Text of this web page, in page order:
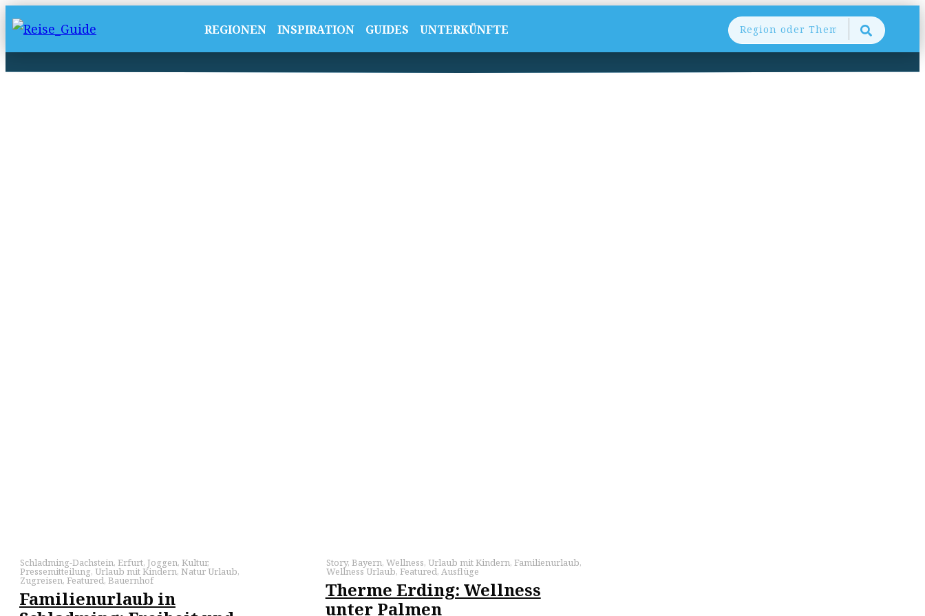
REGIONEN INSPIRATION GUIDES UNTERKÜNFTE
Schladming-Dachstein, Erfurt, Joggen, Kultur,
Pressemitteilung, Urlaub mit Kindern, Natur Urlaub,
Zugreisen, Featured, Bauernhof
Familienurlaub in
Story, Bayern, Wellness, Urlaub mit Kindern, Familienurlaub,
Wellness Urlaub, Featured, Ausflüge
Therme Erding: Wellness
unter Palmen